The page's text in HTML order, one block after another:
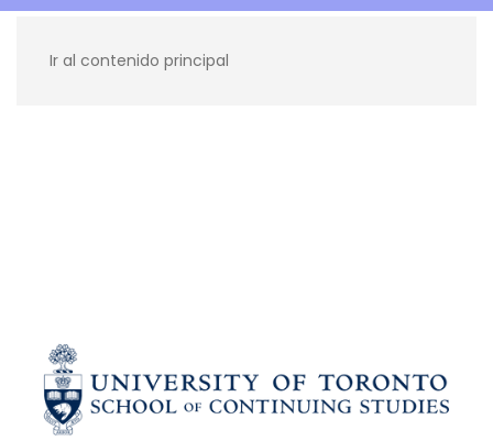
Ir al contenido principal